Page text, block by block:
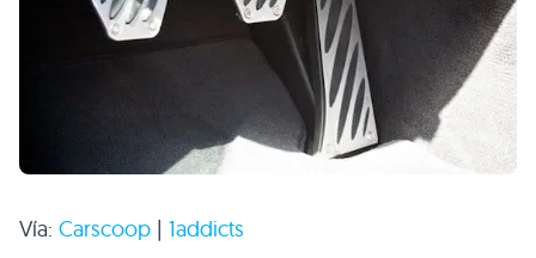
Vía: Carscoop | 1addicts